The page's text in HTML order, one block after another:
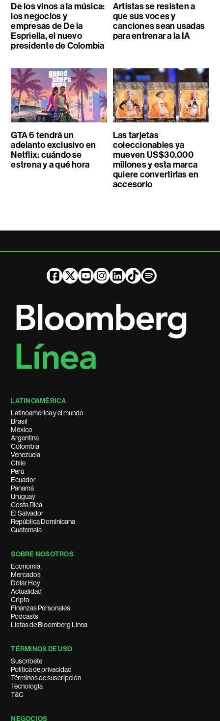
De los vinos a la música:
los negocios y
empresas de De la
Espriella, el nuevo
presidente de Colombia
Artistas se resisten a
que sus voces y
canciones sean usadas
para entrenar a la IA
GTA 6 tendrá un
adelanto exclusivo en
Netflix: cuándo se
estrena y a qué hora
Las tarjetas
coleccionables ya
mueven US$30.000
millones y esta marca
quiere convertirlas en
accesorio
LATINOAMÉRICA
Latinoamérica y el mundo
Brasil
México
Argentina
Colombia
Venezuela
Chile
Perú
Ecuador
Panamá
Uruguay
Costa Rica
El Salvador
República Dominicana
Guatemala
SOBRE NOSOTROS
Economía
Mercados
Dólar Hoy
Actualidad
Cripto
Finanzas Personales
Podcasts
Listas de Bloomberg Línea
TÉRMINOS DE USO
Suscríbete
Política de privacidad
Términos de suscripción
Tecnología
T&C
NEGOCIOS